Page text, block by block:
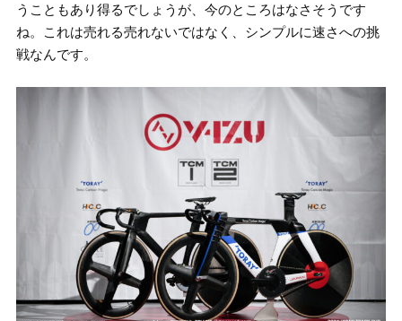
うこともあり得るでしょうが、今のところはなさそうです
ね。これは売れる売れないではなく、シンプルに速さへの挑
戦なんです。